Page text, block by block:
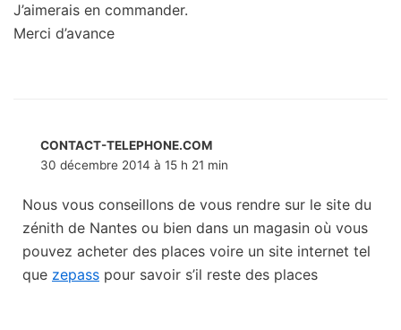
J’aimerais en commander.
Merci d’avance
CONTACT-TELEPHONE.COM
30 décembre 2014 à 15 h 21 min
Nous vous conseillons de vous rendre sur le site du
zénith de Nantes ou bien dans un magasin où vous
pouvez acheter des places voire un site internet tel
que zepass pour savoir s’il reste des places